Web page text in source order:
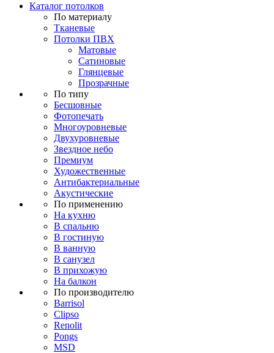
Каталог потолков
По материалу
Тканевые
Потолки ПВХ
Матовые
Сатиновые
Глянцевые
Прозрачные
По типу
Бесшовные
Фотопечать
Многоуровневые
Двухуровневые
Звездное небо
Премиум
Художественные
Антибактериальные
Акустические
По применению
На кухню
В спальню
В гостиную
В ванную
В санузел
В прихожую
На балкон
По производителю
Barrisol
Clipso
Renolit
Pongs
MSD